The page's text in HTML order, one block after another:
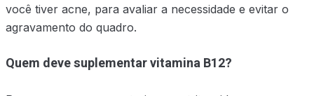
você tiver acne, para avaliar a necessidade e evitar o
agravamento do quadro.
Quem deve suplementar vitamina B12?